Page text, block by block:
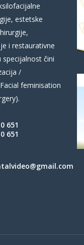
estetske
i restaurativne
čini
/
feminisation
651
651